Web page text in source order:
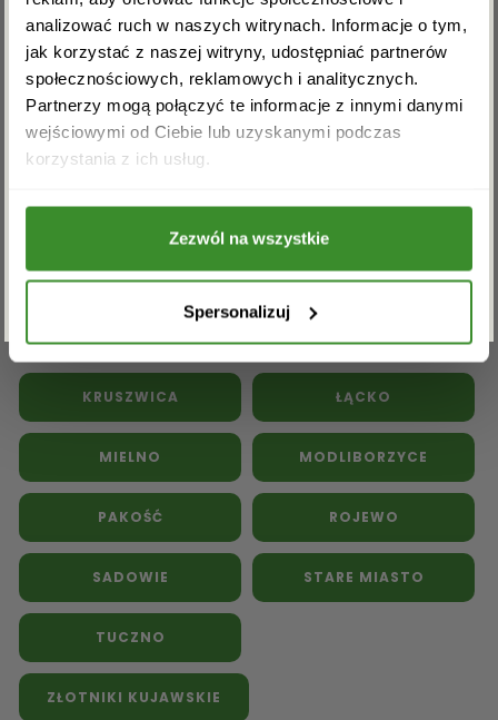
analizować ruch w naszych witrynach. Informacje o tym,
jak korzystać z naszej witryny, udostępniać partnerów
społecznościowych, reklamowych i analitycznych.
Partnerzy mogą połączyć te informacje z innymi danymi
wejściowymi od Ciebie lub uzyskanymi podczas
korzystania z ich usług.
Zezwól na wszystkie
Spersonalizuj
Kwiaty doniczkowe Kwiaty na pogrzeb
Inne kwiaciarnie w powiecie
inowrocławskim:
BARANOWO
GNOJNO JANIKOWO
KRUSZWICA ŁĄCKO
MIELNO MODLIBORZYCE
PAKOŚĆ ROJEWO
SADOWIE STARE MIASTO
TUCZNO
ZŁOTNIKI KUJAWSKIE
Akceptuję regulamin i wyrażam zgodę na
przetwarzanie powyższych danych osobowych
ZAPISZ SIĘ